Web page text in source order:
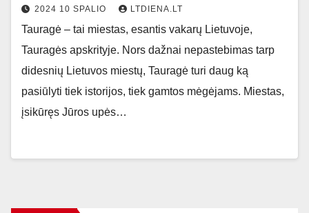
2024 10 SPALIO LTDIENA.LT
Tauragė – tai miestas, esantis vakarų Lietuvoje,
Tauragės apskrityje. Nors dažnai nepastebimas tarp
didesnių Lietuvos miestų, Tauragė turi daug ką
pasiūlyti tiek istorijos, tiek gamtos mėgėjams. Miestas,
įsikūręs Jūros upės…